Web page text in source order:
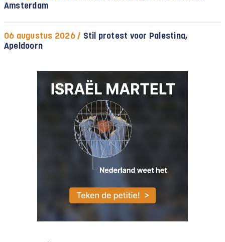
Amsterdam
06 augustus 2026 / Stil protest voor Palestina,
Apeldoorn